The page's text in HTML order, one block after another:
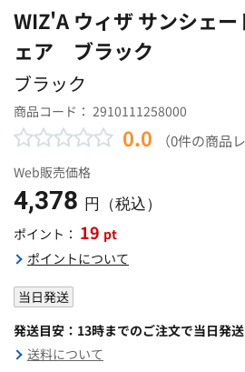
WIZ'A ウィザ サンシェ
ェア ブラック
ブラック
商品コード： 2910111258000
0.0 （0件の商品
Web販売価格
4,378 円（税込）
ポイント： 19 pt
ポイントについて
当日発送
発送目安：13時までのご注文で当日発送
送料について